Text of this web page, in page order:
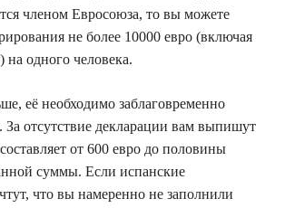
членом Евросоюза, то вы можете
не более 10000 евро (включая
на одного человека.
её необходимо заблаговременно
За отсутствие декларации вам выпишут
от 600 евро до половины
суммы. Если испанские
что вы намеренно не заполнили